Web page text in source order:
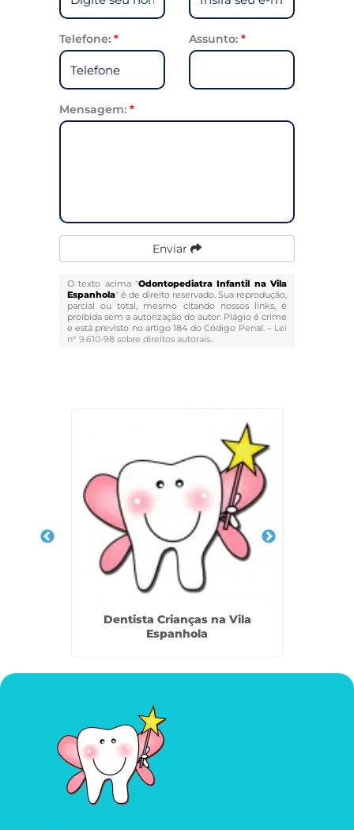
Telefone: * Assunto: *
Mensagem: *
Enviar
O texto acima "Odontopediatra Infantil na Vila
Espanhola" é de direito reservado. Sua reprodução,
parcial ou total, mesmo citando nossos links, é
proibida sem a autorização do autor. Plágio é crime
e está previsto no artigo 184 do Código Penal. – Lei
n° 9.610-98 sobre direitos autorais.
Dentista Crianças na Vila
Espanhola